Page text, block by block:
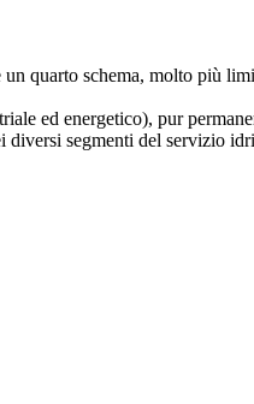
quarto schema, molto più
ed energetico), pur
segmenti del servizio